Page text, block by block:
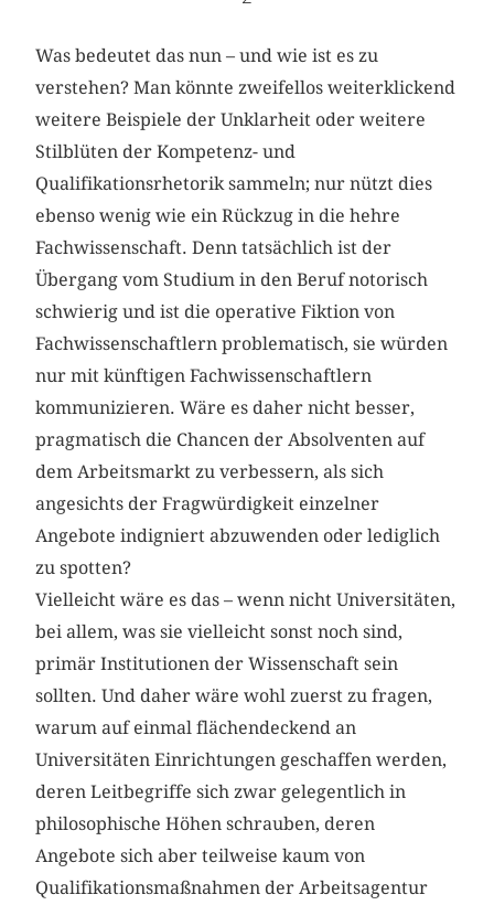
Was bedeutet das nun – und wie ist es zu
verstehen? Man könnte zweifellos weiterklickend
weitere Beispiele der Unklarheit oder weitere
Stilblüten der Kompetenz- und
Qualifikationsrhetorik sammeln; nur nützt dies
ebenso wenig wie ein Rückzug in die hehre
Fachwissenschaft. Denn tatsächlich ist der
Übergang vom Studium in den Beruf notorisch
schwierig und ist die operative Fiktion von
Fachwissenschaftlern problematisch, sie würden
nur mit künftigen Fachwissenschaftlern
kommunizieren. Wäre es daher nicht besser,
pragmatisch die Chancen der Absolventen auf
dem Arbeitsmarkt zu verbessern, als sich
angesichts der Fragwürdigkeit einzelner
Angebote indigniert abzuwenden oder lediglich
zu spotten?
Vielleicht wäre es das – wenn nicht Universitäten,
bei allem, was sie vielleicht sonst noch sind,
primär Institutionen der Wissenschaft sein
sollten. Und daher wäre wohl zuerst zu fragen,
warum auf einmal flächendeckend an
Universitäten Einrichtungen geschaffen werden,
deren Leitbegriffe sich zwar gelegentlich in
philosophische Höhen schrauben, deren
Angebote sich aber teilweise kaum von
Qualifikationsmaßnahmen der Arbeitsagentur